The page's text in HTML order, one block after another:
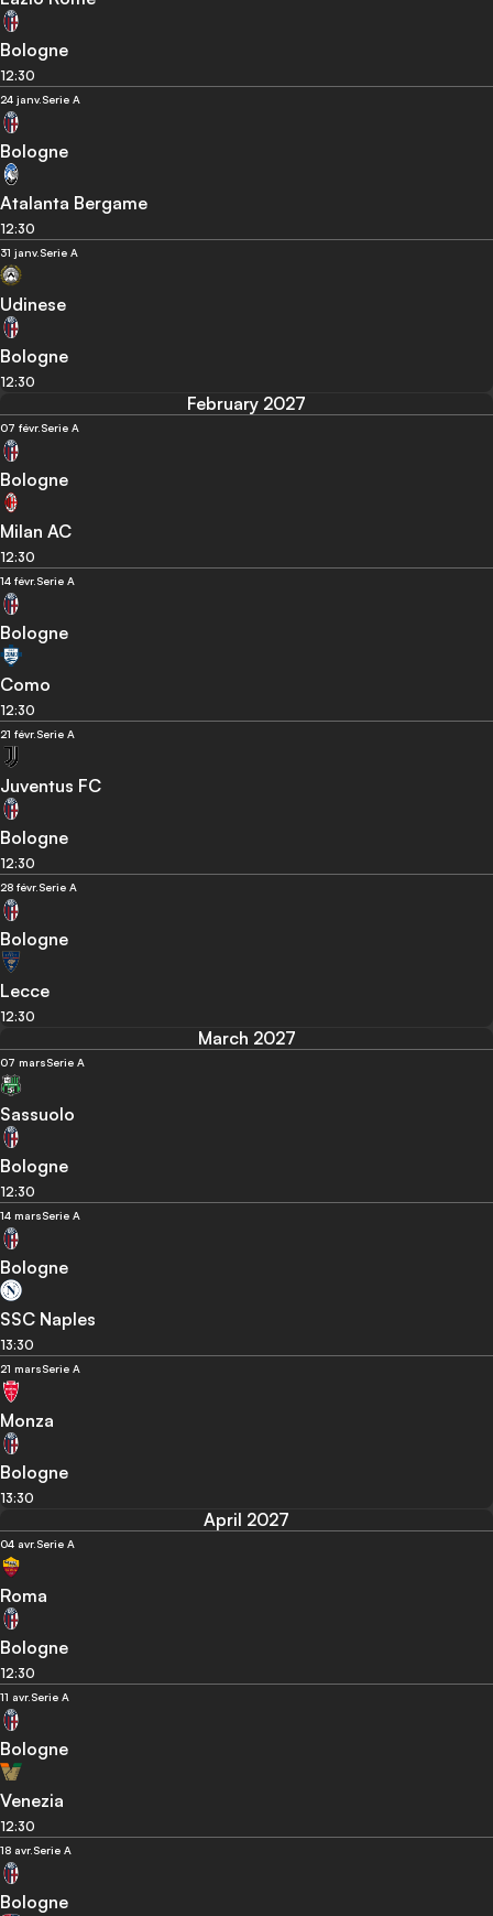
Bologne
12:30
24 janv. Serie A
Bologne
Atalanta Bergame
12:30
31 janv. Serie A
Udinese
Bologne
12:30
February 2027
07 févr. Serie A
Bologne
Milan AC
12:30
14 févr. Serie A
Bologne
Como
12:30
21 févr. Serie A
Juventus FC
Bologne
12:30
28 févr. Serie A
Bologne
Lecce
12:30
March 2027
07 marsSerie A
Sassuolo
Bologne
12:30
14 marsSerie A
Bologne
SSC Naples
13:30
21 marsSerie A
Monza
Bologne
13:30
April 2027
04 avr. Serie A
Roma
Bologne
12:30
11 avr. Serie A
Bologne
Venezia
12:30
18 avr. Serie A
Bologne